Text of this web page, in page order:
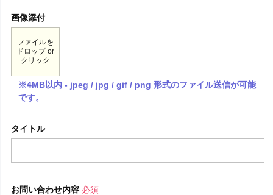
画像添付
ファイルを
ドロップ or
クリック
※4MB以内 - jpeg / jpg / gif / png 形式のファイル送信が可能
です。
タイトル
お問い合わせ内容 必須